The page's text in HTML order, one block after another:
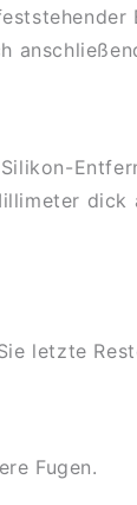
letzte
Fugen.